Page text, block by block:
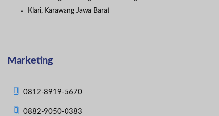
Klari, Karawang Jawa Barat
Marketing
0812-8919-5670
0882-9050-0383